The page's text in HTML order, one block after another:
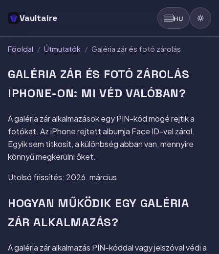
Vaultaire HU
Főoldal / Útmutatók / Galéria zár és fotó zárolás
GALÉRIA ZÁR ÉS FOTÓ ZÁROLÁS
IPHONE-ON: MI VÉD VALÓBAN?
A galéria zár alkalmazások egy PIN-kód mögé rejtik a
fotókat. Az iPhone rejtett albumja Face ID-vel zárol.
Egyik sem titkosít, a különbség abban van, mennyire
könnyű megkerülni őket.
Utolsó frissítés: 2026. március
HOGYAN MŰKÖDIK EGY GALÉRIA
ZÁR ALKALMAZÁS?
A galéria zár alkalmazás PIN-kóddal vagy jelszóval védi a